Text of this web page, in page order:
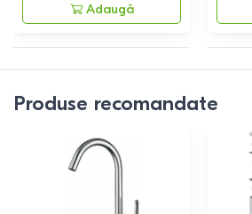
Adaugă
Produse recomandate